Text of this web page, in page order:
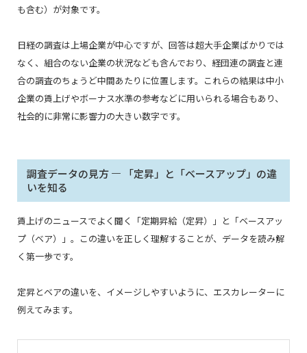
も含む）が対象です。
日経の調査は上場企業が中心ですが、回答は超大手企業ばかりでは
なく、組合のない企業の状況なども含んでおり、経団連の調査と連
合の調査のちょうど中間あたりに位置します。これらの結果は中小
企業の賃上げやボーナス水準の参考などに用いられる場合もあり、
社会的に非常に影響力の大きい数字です。
調査データの見方 ― 「定昇」と「ベースアップ」の違
いを知る
賃上げのニュースでよく聞く「定期昇給（定昇）」と「ベースアッ
プ（ベア）」。この違いを正しく理解することが、データを読み解
く第一歩です。
定昇とベアの違いを、イメージしやすいように、エスカレーターに
例えてみます。